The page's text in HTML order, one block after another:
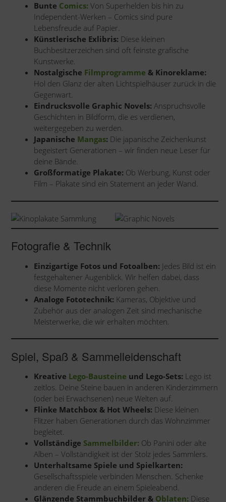
Bunte Comics: Von Superhelden bis hin zu
Independent-Werken – Comics sind pure
Lebensfreude auf Papier.
Künstlerische Exlibris: Diese kleinen
Buchbesitzerzeichen sind oft feinste grafische
Kunstwerke.
Nostalgische Filmprogramme & Kinoreklame:
Hol den Glanz der alten Lichtspielhäuser zurück in die
Gegenwart.
Eindrucksvolle Graphic Novels: Anspruchsvolle
Geschichten in Bildform, die es verdienen,
weitergegeben zu werden.
Japanische Mangas: Die japanische Zeichenkunst
begeistert Generationen – wir finden neue Leser für
deine Bände.
Großformatige Plakate: Ob Werbung, Kunst oder
Film – Plakate sind ein Statement an jeder Wand.
Fotografie & Technik
Einzigartige Fotos und Fotoalben: Jedes Bild ist ein
festgehaltener Augenblick. Wir helfen dabei, dass
diese Momente nicht verloren gehen.
Analoge Fototechnik: Kameras, Objektive und
Zubehör aus der analogen Zeit sind mechanische
Meisterwerke, die wir erhalten möchten.
Spiel, Spaß & Sammelleidenschaft
Kreative Lego-Bausteine und Lego-Sets: Lego ist
zeitlos. Deine Steine bauen in anderen Kinderzimmern
(oder bei Erwachsenen) neue Welten auf.
Flinke Matchbox & Hot Wheels: Diese kleinen
Flitzer haben Generationen durch das Wohnzimmer
begleitet.
Vollständige Sammelbilder: Ob Panini oder alte
Alben – Vollständigkeit ist der Stolz jedes Sammlers.
Unterhaltsame Spiele und Spielkarten:
Gesellschaftsspiele verbinden Menschen. Schenke
anderen die Freude an einem Spieleabend.
Glänzende Stammbuchbilder & Oblaten: Diese